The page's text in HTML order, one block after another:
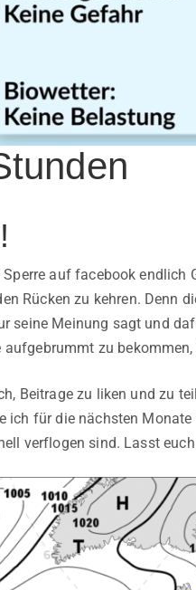
auf facebook
Rücken zu kehren. Denn
seine Meinung sagt und
zu
Beitrage zu liken und zu
ich für die nächsten
verflogen sind. Lasst